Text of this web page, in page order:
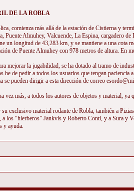
DE LA ROBLA
comienza más allá de la estación de Cistierna y
Puente Almuhey, Valcuende, La Espina, cargadero
un longitud de 43,283 km, y se mantiene a una cota
de Puente Almuhey con 978 metros de altura. En
mejorar la jugabilidad, se ha dotado al tramo de
he de pedir a todos los usuarios que tengan
se pueden dirigir a esta dirección de correo
vez más, a todos los autores de objetos y material,
exclusivo material rodante de Robla, también a
los “hierberos” Jankvis y Roberto Conti, y a Sura y
y ayuda.